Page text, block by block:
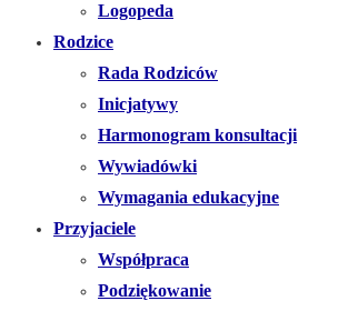
Logopeda
Rodzice
Rada Rodziców
Inicjatywy
Harmonogram konsultacji
Wywiadówki
Wymagania edukacyjne
Przyjaciele
Współpraca
Podziękowanie